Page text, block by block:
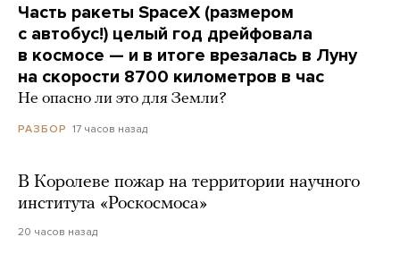
Часть ракеты SpaceX (размером
с автобус!) целый год дрейфовала
в космосе — и в итоге врезалась в Луну
на скорости 8700 километров в час
Не опасно ли это для Земли?
РАЗБОР 17 часов назад
В Королеве пожар на территории научного
института «Роскосмоса»
20 часов назад